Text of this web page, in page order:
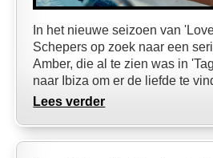
In het nieuwe seizoen van
Schepers op zoek naar een
Amber, die al te zien was in
naar Ibiza om er de liefde te
Lees verder